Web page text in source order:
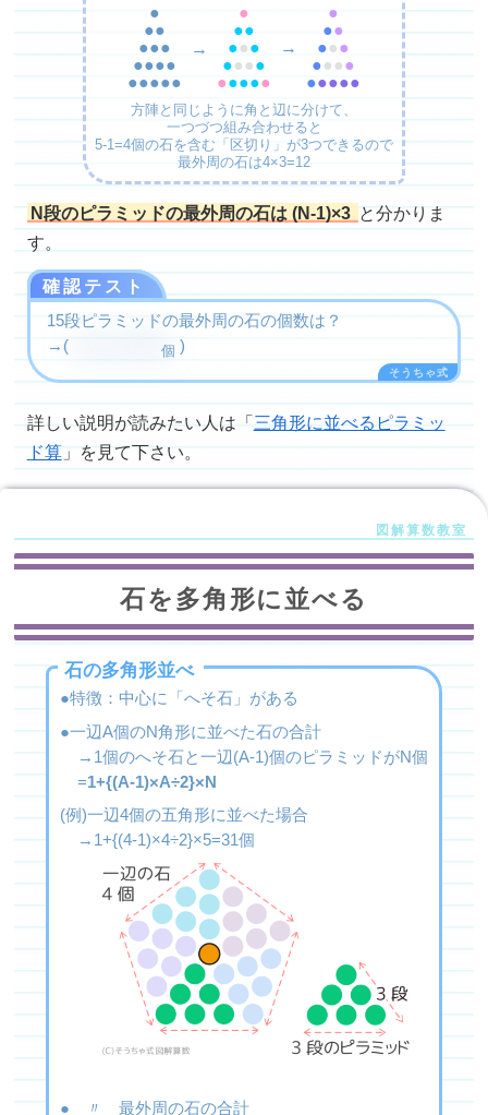
●
●●
●●●
●●●●
●●●●●
→
●
●●
●●●
●●●●
●●●●●
→
●
●●
●●●
●●●●
●●●●●
方陣と同じように角と辺に分けて、
一つづつ組み合わせると
5-1=4個の石を含む「区切り」が3つできるので
最外周の石は4×3=12
N段のピラミッドの最外周の石は (N-1)×3 と分かりま
す。
確認テスト
15段ピラミッドの最外周の石の個数は？
→(
42個 )
詳しい説明が読みたい人は「三角形に並べるピラミッ
ド算」を見て下さい。
石を多角形に並べる
石の多角形並べ
●特徴：中心に「へそ石」がある
●一辺A個のN角形に並べた石の合計
→1個のへそ石と一辺(A-1)個のピラミッドがN個
=1+{(A-1)×A÷2}×N
(例)一辺4個の五角形に並べた場合
→1+{(4-1)×4÷2}×5=31個
● 〃 最外周の石の合計